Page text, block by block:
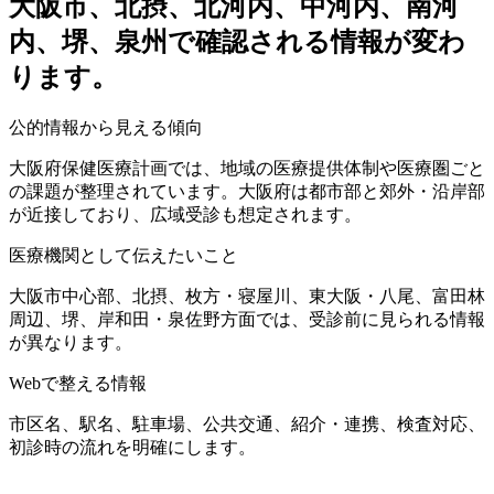
大阪市、北摂、北河内、中河内、南河
内、堺、泉州で確認される情報が変わ
ります。
公的情報から見える傾向
大阪府保健医療計画では、地域の医療提供体制や医療圏ごと
の課題が整理されています。大阪府は都市部と郊外・沿岸部
が近接しており、広域受診も想定されます。
医療機関として伝えたいこと
大阪市中心部、北摂、枚方・寝屋川、東大阪・八尾、富田林
周辺、堺、岸和田・泉佐野方面では、受診前に見られる情報
が異なります。
Webで整える情報
市区名、駅名、駐車場、公共交通、紹介・連携、検査対応、
初診時の流れを明確にします。